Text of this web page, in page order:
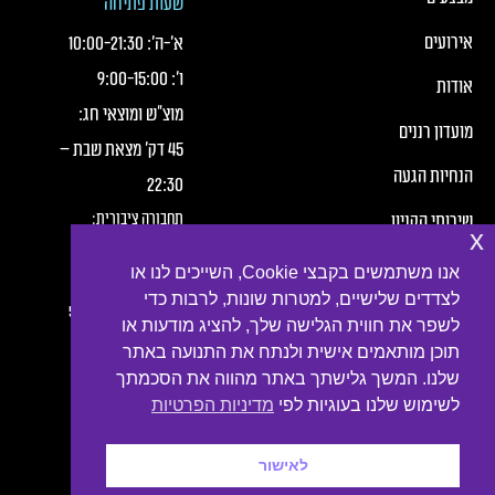
אירועים
אודות
מועדון רננים
הנחיות הגעה
שירותי הקניון
תנאי שימוש
הצהרת פרטיות
נגישות
צור קשר
א׳-ה׳:
10:00-21:30
ו׳:
9:00-15:00
מוצ"ש ומוצאי חג:
45 דק' מצאת שבת –
22:30
תחבורה ציבורית:
קווים:
2, 3, 4, 6, 7, 10, 16, 54
קטע תחתון עם קישורים לרשתות חברתיות
אנו משתמשים בקבצי Cookie, השייכים לנו או
לצדדים שלישיים, למטרות שונות, לרבות כדי
לשפר את חווית הגלישה שלך, להציג מודעות או
תוכן מותאמים אישית ולנתח את התנועה באתר
שלנו. המשך גלישתך באתר מהווה את הסכמתך
לשימוש שלנו בעוגיות לפי מדיניות הפרטיות
לאישור
x